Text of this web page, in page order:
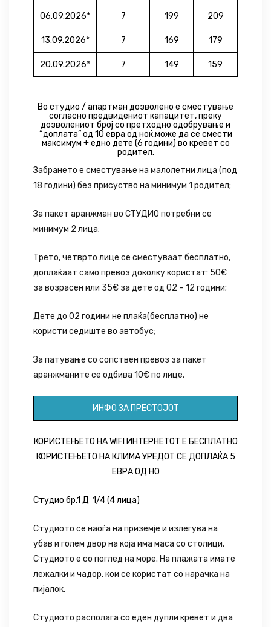
06.09.2026* 7 199 209
13.09.2026* 7 169 179
20.09.2026* 7 149 159
Во студио / апартман дозволено е сместување
согласно предвидениот капацитет, преку
дозволениот број со претходно одобрување и
“доплата” од 10 евра од ноќ,може да се смести
максимум + едно дете (6 години) во кревет со
родител.
Забрането е сместување на малолетни лица (под
18 години) без присуство на минимум 1 родител;
За пакет аранжман во СТУДИО потребни се
минимум 2 лица;
Трето, четврто лице се сместуваат бесплатно,
доплаќаат само превоз доколку користат: 50€
за возрасен или 35€ за дете од 02 – 12 години;
Дете до 02 години не плаќа(бесплатно) не
користи седиште во автобус;
За патување со сопствен превоз за пакет
аранжманите се одбива 10€ по лице.
ИНФО ЗА ПРЕСТОЈОТ
КОРИСТЕЊЕТО НА WIFI ИНТЕРНЕТОТ Е БЕСПЛАТНО
КОРИСТЕЊЕТО НА КЛИМА УРЕДОТ СЕ ДОПЛАЌА 5
ЕВРА ОД НО
Студио бр.1 Д 1/4 (4 лица)
Студиото се наоѓа на приземје и излегува на
убав и голем двор на која има маса со столици.
Студиото е со поглед на море. На плажата имате
лежалки и чадор, кои се користат со нарачка на
пијалок.
Студиото располага со еден дупли кревет и два